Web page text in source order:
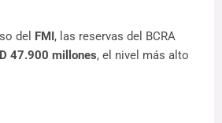
del FMI, las reservas del BCRA
47.900 millones, el nivel más alto